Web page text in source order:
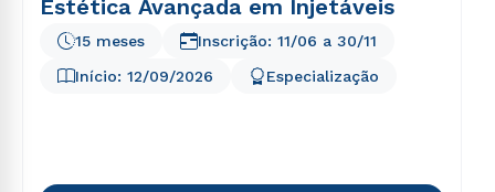
Estética Avançada em Injetáveis
Início: 12/09/2026
15 meses
Especialização
Inscrição: 11/06 a 30/11